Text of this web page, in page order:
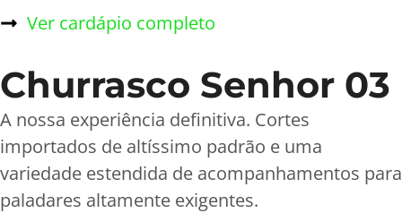
Ver cardápio completo
Churrasco Senhor 03
A nossa experiência definitiva. Cortes
importados de altíssimo padrão e uma
variedade estendida de acompanhamentos para
paladares altamente exigentes.